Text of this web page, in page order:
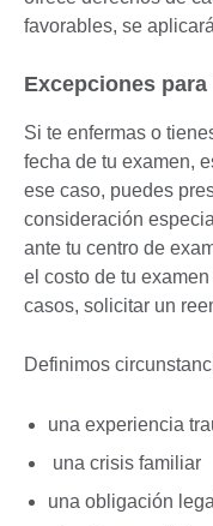
favorables, se
Excepciones
Si te enfermas o
fecha de tu examen,
ese caso, puedes
consideración
ante tu centro de
el costo de tu
casos, solicitar un
Definimos
una experiencia
una crisis familiar
una obligación